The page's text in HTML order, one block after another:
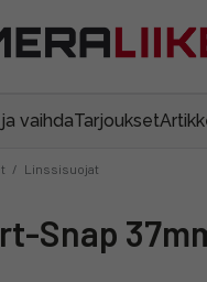
vaihdaTarjoukset
/ Linssisuojat
Snap